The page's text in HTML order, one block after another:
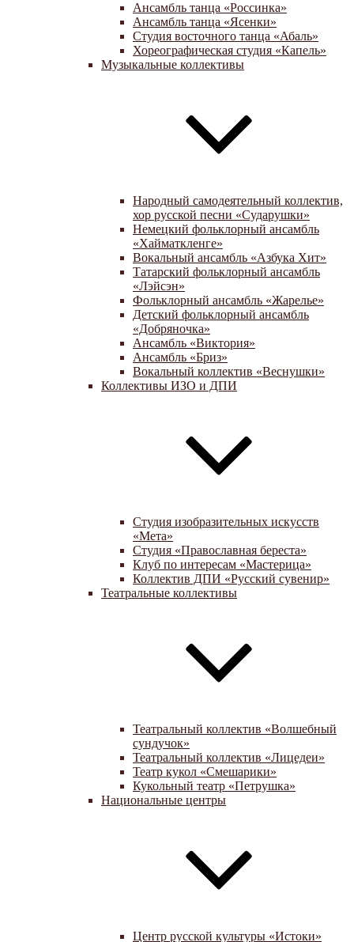
Ансамбль танца «Россинка»
Ансамбль танца «Ясенки»
Студия восточного танца «Абаль»
Хореографическая студия «Капель»
Музыкальные коллективы
Народный самодеятельный коллектив,
хор русской песни «Сударушки»
Немецкий фольклорный ансамбль
«Хайматкленге»
Вокальный ансамбль «Азбука Хит»
Татарский фольклорный ансамбль
«Лэйсэн»
Фольклорный ансамбль «Жарелье»
Детский фольклорный ансамбль
«Добряночка»
Ансамбль «Виктория»
Ансамбль «Бриз»
Вокальный коллектив «Веснушки»
Коллективы ИЗО и ДПИ
Студия изобразительных искусств
«Мета»
Студия «Православная береста»
Клуб по интересам «Мастерица»
Коллектив ДПИ «Русский сувенир»
Театральные коллективы
Театральный коллектив «Волшебный
сундучок»
Театральный коллектив «Лицедеи»
Театр кукол «Смешарики»
Кукольный театр «Петрушка»
Национальные центры
Центр русской культуры «Истоки»